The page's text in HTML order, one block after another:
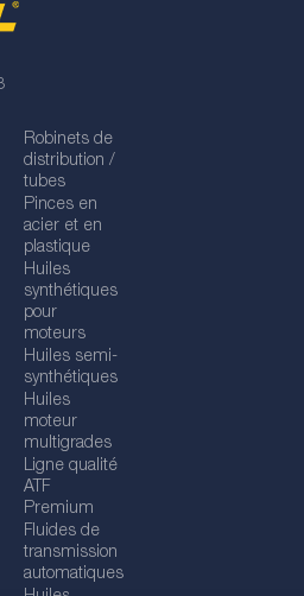
Robinets de
distribution /
tubes
Pinces en
acier et en
plastique
Huiles
synthétiques
pour
moteurs
Huiles semi-
synthétiques
Huiles
moteur
multigrades
Ligne qualité
ATF
Premium
Fluides de
transmission
automatiques